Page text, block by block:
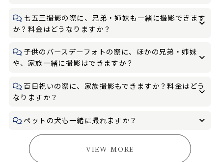
七五三撮影の際に、兄弟・姉妹も一緒に撮影できます
か？料金はどうなりますか？
子供のバースデーフォトの際に、ほかの兄弟・姉妹
や、家族一緒に撮影はできますか？
百日祝いの際に、家族撮影もできますか？料金はどう
なりますか？
ペットの犬も一緒に撮れますか？
VIEW MORE